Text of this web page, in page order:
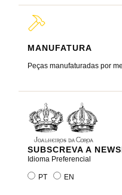
MANUFATURA
Peças manufaturadas por
SUBSCREVA A
Idioma Preferencial
PT EN